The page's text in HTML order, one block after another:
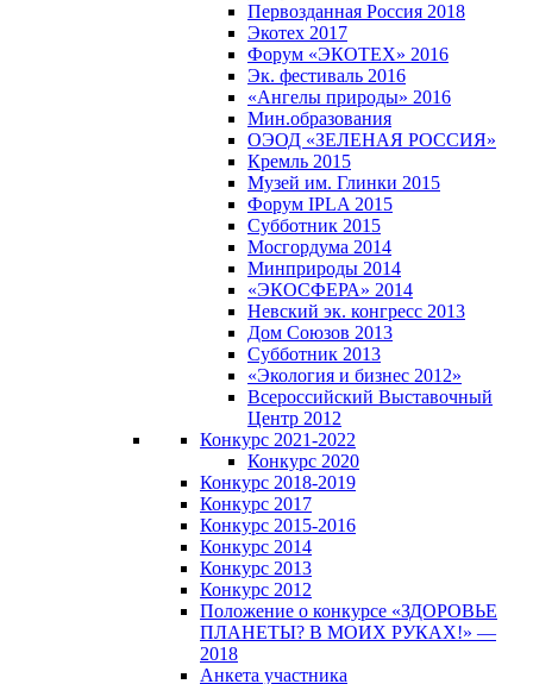
Первозданная Россия 2018
Экотех 2017
Форум «ЭКОТЕХ» 2016
Эк. фестиваль 2016
«Ангелы природы» 2016
Мин.образования
ОЭОД «ЗЕЛЕНАЯ РОССИЯ»
Кремль 2015
Музей им. Глинки 2015
Форум IPLA 2015
Субботник 2015
Мосгордума 2014
Минприроды 2014
«ЭКОСФЕРА» 2014
Невский эк. конгресс 2013
Дом Союзов 2013
Субботник 2013
«Экология и бизнес 2012»
Всероссийский Выставочный
Центр 2012
Конкурс 2021-2022
Конкурс 2020
Конкурс 2018-2019
Конкурс 2017
Конкурс 2015-2016
Конкурс 2014
Конкурс 2013
Конкурс 2012
Положение о конкурсе «ЗДОРОВЬЕ
ПЛАНЕТЫ? В МОИХ РУКАХ!» —
2018
Анкета участника